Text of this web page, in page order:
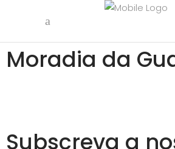
Moradia da
Subscreva a